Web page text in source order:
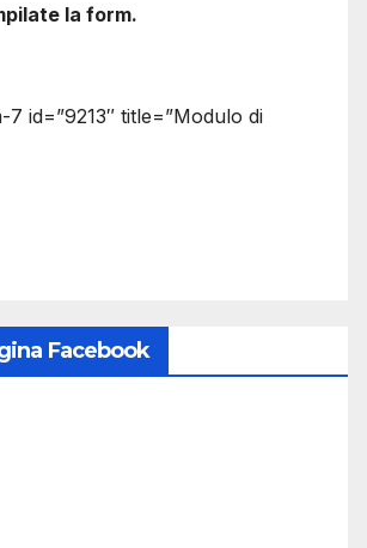
la form.
id=”9213″ title=”Modulo di
Facebook